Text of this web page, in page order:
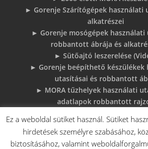
► Gorenje Szárítógépek használati
alkatrészei
► Gorenje mosógépek használati
robbantott ábrája és
► Sütőajtó leszerelése
► Gorenje beépíthető készülékek
utasításai és robbantott
► MORA tűzhelyek használati
adatlapok robbantott
megoldások
► 6 gyakori sütő hiba, és
Ez a weboldal sütiket használ. Sütiket
hirdetések személyre szabásához,
biztosításához, valamint